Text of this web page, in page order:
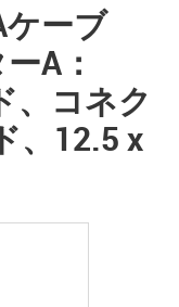
ーブ
A：
、コネク
、12.5 x